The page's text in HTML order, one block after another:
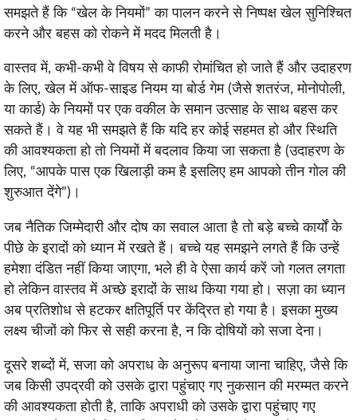
समझते हैं कि “खेल के नियमों” का पालन करने से निष्पक्ष खेल सुनिश्चित
करने और बहस को रोकने में मदद मिलती है।
वास्तव में, कभी-कभी वे विषय से काफी रोमांचित हो जाते हैं और उदाहरण
के लिए, खेल में ऑफ-साइड नियम या बोर्ड गेम (जैसे शतरंज, मोनोपोली,
या कार्ड) के नियमों पर एक वकील के समान उत्साह के साथ बहस कर
सकते हैं। वे यह भी समझते हैं कि यदि हर कोई सहमत हो और स्थिति
की आवश्यकता हो तो नियमों में बदलाव किया जा सकता है (उदाहरण के
लिए, “आपके पास एक खिलाड़ी कम है इसलिए हम आपको तीन गोल की
शुरुआत देंगे”)।
जब नैतिक जिम्मेदारी और दोष का सवाल आता है तो बड़े बच्चे कार्यों के
पीछे के इरादों को ध्यान में रखते हैं। बच्चे यह समझने लगते हैं कि उन्हें
हमेशा दंडित नहीं किया जाएगा, भले ही वे ऐसा कार्य करें जो गलत लगता
हो लेकिन वास्तव में अच्छे इरादों के साथ किया गया हो। सज़ा का ध्यान
अब प्रतिशोध से हटकर क्षतिपूर्ति पर केंद्रित हो गया है। इसका मुख्य
लक्ष्य चीजों को फिर से सही करना है, न कि दोषियों को सजा देना।
दूसरे शब्दों में, सजा को अपराध के अनुरूप बनाया जाना चाहिए, जैसे कि
जब किसी उपद्रवी को उसके द्वारा पहुंचाए गए नुकसान की मरम्मत करने
की आवश्यकता होती है, ताकि अपराधी को उसके द्वारा पहुंचाए गए